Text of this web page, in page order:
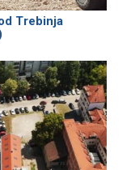
Trebinja